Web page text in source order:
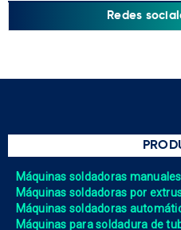
Redes
Máquinas soldadoras manuales
Máquinas soldadoras por
Máquinas soldadoras
Máquinas para soldadura de